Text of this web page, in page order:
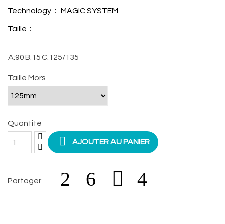
Technology： MAGIC SYSTEM
Taille：
A:90B:15C:125/135
Taille Mors
Quantité
 AJOUTER AU PANIER
Partager